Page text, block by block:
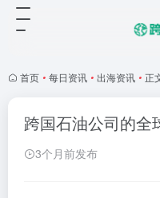
首页 • 每日资讯 • 出海资讯 • 正
跨国石油公司的全
3个月前发布